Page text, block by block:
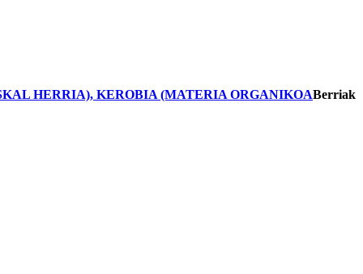
HERRIA), KEROBIA (MATERIA ORGANIKOABerriak